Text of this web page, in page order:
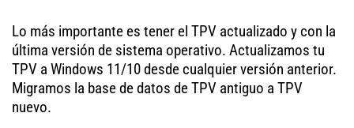
Lo más importante es tener el TPV actualizado y con la
última versión de sistema operativo. Actualizamos tu
TPV a Windows 11/10 desde cualquier versión anterior.
Migramos la base de datos de TPV antiguo a TPV
nuevo.